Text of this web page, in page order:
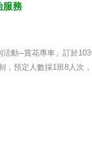
服務
動─賞花專車」訂於
，預定人數採1班8人次